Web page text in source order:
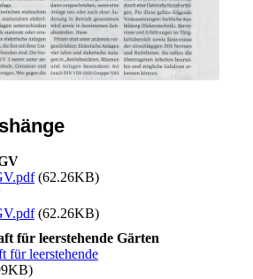
(62.26KB)
(62.26KB)
für leerstehende Gärten
für leerstehende